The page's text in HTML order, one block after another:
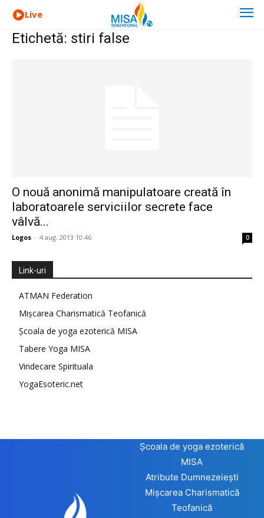
Live
Etichetă: stiri false
O nouă anonimă manipulatoare creată în
laboratoarele serviciilor secrete face
vâlvă...
Logos - 4 aug. 2013 10:46 0
Link-uri
ATMAN Federation
Mișcarea Charismatică Teofanică
Școala de yoga ezoterică MISA
Tabere Yoga MISA
Vindecare Spirituala
YogaEsoteric.net
Școala de yoga ezoterică
MISA
Atribute Dumnezeiești
Mișcarea Charismatică
Teofanică